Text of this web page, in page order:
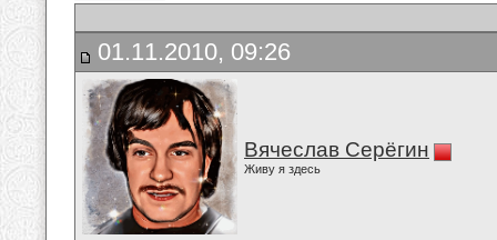
01.11.2010, 09:26
Вячеслав Серёгин
Живу я здесь